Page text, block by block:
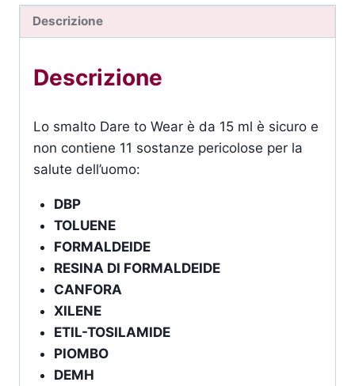
Descrizione
Descrizione
Lo smalto Dare to Wear è da 15 ml è sicuro e
non contiene 11 sostanze pericolose per la
salute dell’uomo:
DBP
TOLUENE
FORMALDEIDE
RESINA DI FORMALDEIDE
CANFORA
XILENE
ETIL-TOSILAMIDE
PIOMBO
DEMH